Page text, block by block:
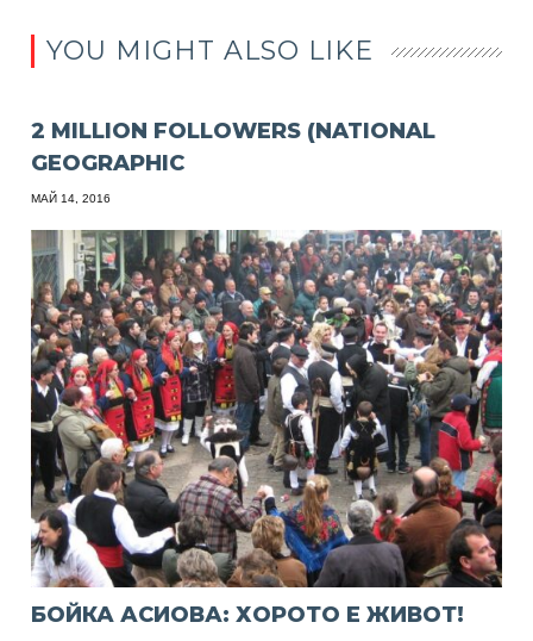
YOU MIGHT ALSO LIKE
2 MILLION FOLLOWERS (NATIONAL
GEOGRAPHIC
МАЙ 14, 2016
БОЙКА АСИОВА: ХОРОТО Е ЖИВОТ!